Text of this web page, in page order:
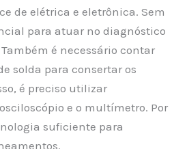
de elétrica e eletrônica. Sem
para atuar no diagnóstico
Também é necessário contar
solda para consertar os
é preciso utilizar
e o multímetro. Por
suficiente para